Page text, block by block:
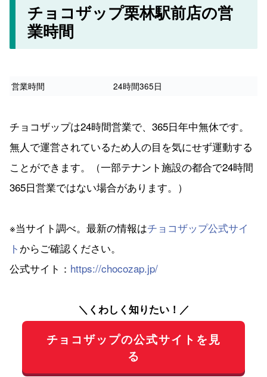
チョコザップ栗林駅前店の営
業時間
営業時間 24時間365日
チョコザップは24時間営業で、365日年中無休です。
無人で運営されているため人の目を気にせず運動する
ことができます。（一部テナント施設の都合で24時間
365日営業ではない場合があります。）
※当サイト調べ。最新の情報はチョコザップ公式サイ
ト からご確認ください。
公式サイト： https://chocozap.jp/
＼くわしく知りたい！／
チョコザップの公式サイトを見
る